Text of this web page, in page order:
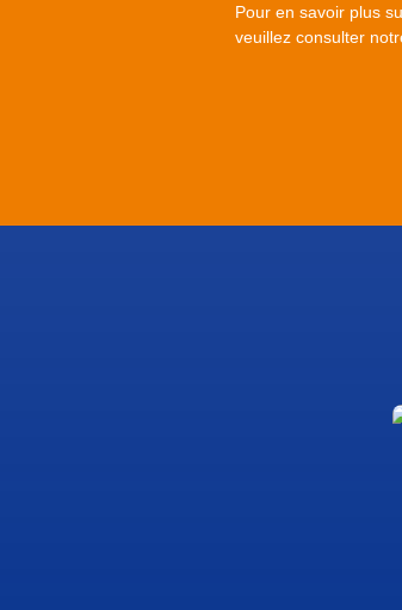
Pour en savoir plus
veuillez consulter